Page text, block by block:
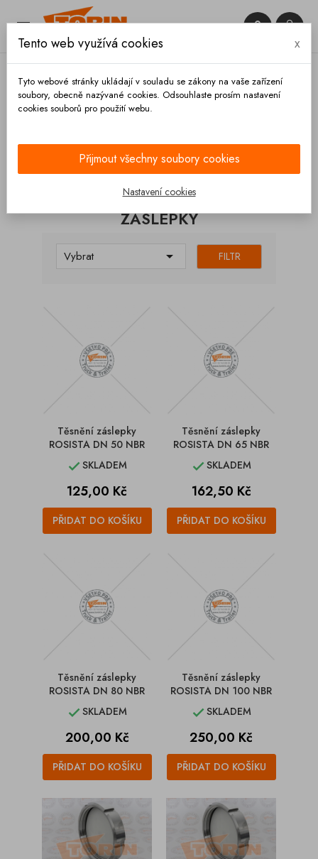
 

KATEGORIE
ZÁSLEPKY
Vybrat  FILTR
Těsnění záslepky
ROSISTA DN 50 NBR
SKLADEM
Cena
125,00 Kč
PŘIDAT DO KOŠÍKU
Těsnění záslepky
ROSISTA DN 65 NBR
SKLADEM
Cena
162,50 Kč
PŘIDAT DO KOŠÍKU
Těsnění záslepky
ROSISTA DN 80 NBR
SKLADEM
Cena
200,00 Kč
PŘIDAT DO KOŠÍKU
Těsnění záslepky
ROSISTA DN 100 NBR
SKLADEM
Cena
250,00 Kč
PŘIDAT DO KOŠÍKU
Tento web využívá cookies x
Tyto webové stránky ukládají v souladu se zákony na vaše zařízení
soubory, obecně nazývané cookies. Odsouhlaste prosím nastavení
cookies souborů pro použití webu.
Přijmout všechny soubory cookies
Nastavení cookies